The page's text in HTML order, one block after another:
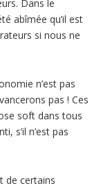
Dans le
abîmée qu’il est
si nous ne
n’est pas
pas ! Ces
soft dans tous
s’il n’est pas
de certains